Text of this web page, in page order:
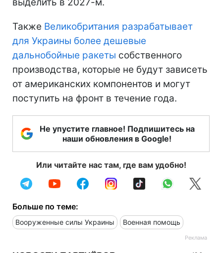
Также Великобритания разрабатывает
для Украины более дешевые
дальнобойные ракеты собственного
производства, которые не будут зависеть
от американских компонентов и могут
поступить на фронт в течение года.
Не упустите главное! Подпишитесь на
наши обновления в Google!
Или читайте нас там, где вам удобно!
Больше по теме:
Вооруженные силы Украины Военная помощь